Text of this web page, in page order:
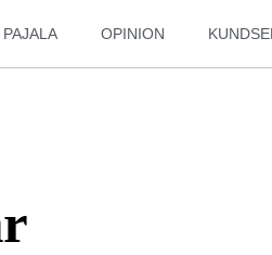
PAJALA OPINION